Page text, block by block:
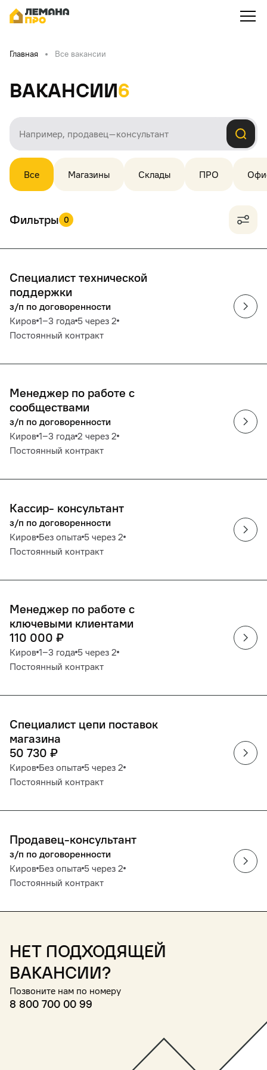
Главная Все вакансии
Вакансии6
Все Магазины Склады ПРО
Фильтры 0
Специалист технической
поддержки
з/п по договоренности
Киров 1‒3 года 5 через 2
Постоянный контракт
Менеджер по работе с
сообществами
з/п по договоренности
Киров 1‒3 года 2 через 2
Постоянный контракт
Кассир- консультант
з/п по договоренности
Киров Без опыта 5 через 2
Постоянный контракт
Менеджер по работе с
ключевыми клиентами
110 000 ₽
Киров 1‒3 года 5 через 2
Постоянный контракт
Специалист цепи поставок
магазина
50 730 ₽
Киров Без опыта 5 через 2
Постоянный контракт
Продавец-консультант
з/п по договоренности
Киров Без опыта 5 через 2
Постоянный контракт
Нет подходящей
вакансии?
Позвоните нам по номеру
8 800 700 00 99